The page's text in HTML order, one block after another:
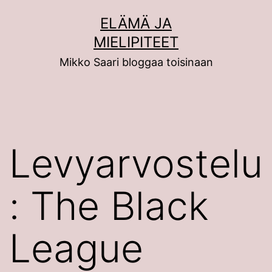
ELÄMÄ JA
MIELIPITEET
Mikko Saari bloggaa toisinaan
Levyarvostelu
: The Black
League